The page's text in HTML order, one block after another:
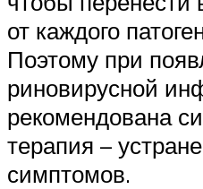
от каждого
Поэтому при
риновирусной
рекомендована
терапия –
симптомов.